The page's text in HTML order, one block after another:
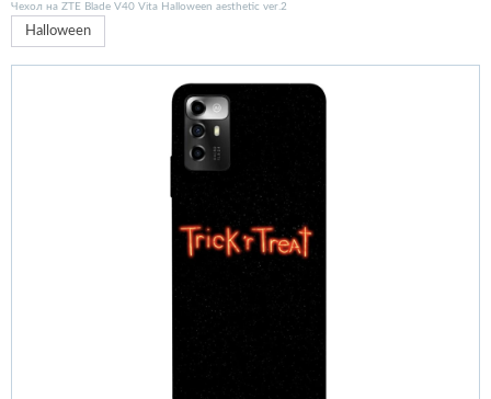
Чехол на ZTE Blade V40 Vita Halloween aesthetic ver.2
Halloween